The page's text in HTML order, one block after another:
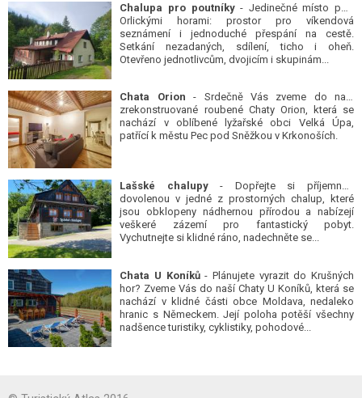
Chalupa pro poutníky- Jedinečné místo pod
Orlickými horami: prostor pro víkendová
seznámení i jednoduché přespání na cestě.
Setkání nezadaných, sdílení, ticho i oheň.
Otevřeno jednotlivcům, dvojicím i skupinám...
Chata Orion - Srdečně Vás zveme do naší
zrekonstruované roubené Chaty Orion, která se
nachází v oblíbené lyžařské obci Velká Úpa,
patřící k městu Pec pod Sněžkou v Krkonoších.
Lašské chalupy- Dopřejte si příjemnou
dovolenou v jedné z prostorných chalup, které
jsou obklopeny nádhernou přírodou a nabízejí
veškeré zázemí pro fantastický pobyt.
Vychutnejte si klidné ráno, nadechněte se...
Chata U Koníků- Plánujete vyrazit do Krušných
hor? Zveme Vás do naší Chaty U Koníků, která se
nachází v klidné části obce Moldava, nedaleko
hranic s Německem. Její poloha potěší všechny
nadšence turistiky, cyklistiky, pohodové...